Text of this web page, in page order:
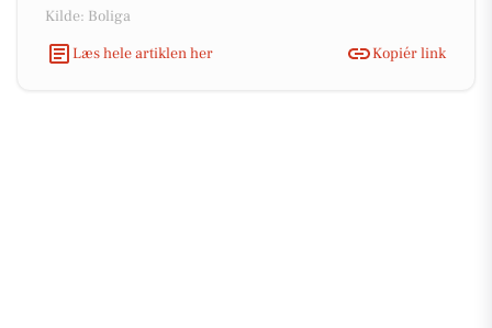
Kilde: Boliga
Læs hele artiklen her
Kopiér link